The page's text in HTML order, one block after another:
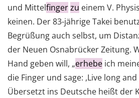
und Mittelfingerzu einem V.
keinen. Der 83-jährige Takei
Begrüßung auch selbst, um
der Neuen Osnabrücker Zeitung.
Hand geben will, „erhebe ich
die Finger und sage: ,Live long and
Übersetzt ins Deutsche heißt der